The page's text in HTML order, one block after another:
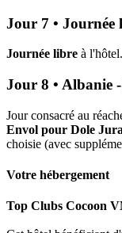
Jour 7 • Journée
Journée libre à l'hôtel.
Jour 8 • Albanie
Jour consacré au
Envol pour Dole Jura
choisie (avec
Votre hébergement
Top Clubs Cocoon